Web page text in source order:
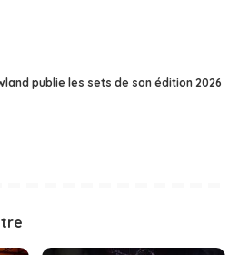
publie les sets de son édition 2026